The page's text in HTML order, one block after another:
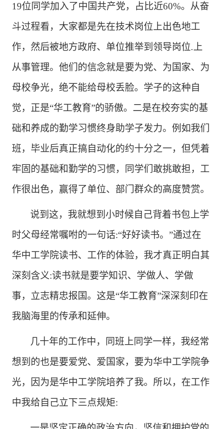
19位同学加入了中国共产党，占比近60%。从奋
斗过程看，大家都是先在技术岗位上出色地工
作，然后被地方政府、单位推举到领导岗位.上
从事管理。他们的信念就是要为党、为国家、为
母校争光，绝不能给母校丢脸。学子的这种自
觉，正是“华工教育”的骄傲。二是在校夯实的基
础和养成的勤学习惯终身助学子发力。例如我们
班，毕业后真正搞自动化的约十分之一，但凭着
牢固的基础和勤学的习惯，同学们敢挑敢担，工
作很出色，赢得了单位、部门群众的高度赞赏。
说到这，我就想到小时候自己背着书包上学
时父母经常嘱咐的一句话:“好好读书。”通过在
华中工学院读书、工作的体验，我才真正明白其
深刻含义:读书就是要学知识、学做人、学做
事，立志精忠报国。这是“华工教育”深深刻印在
我脑海里的传承和延伸。
几十年的工作中，同班上同学一样，我经常
想到的也是要爱党、爱国家，要为华中工学院争
光，因为是华中工学院培养了我。所以，在工作
中我给自己立下三点规矩: